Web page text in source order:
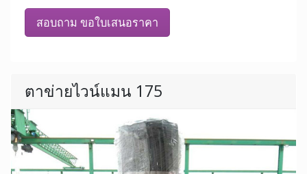
สอบถาม ขอใบเสนอราคา
ตาข่ายไวน์แมน 175